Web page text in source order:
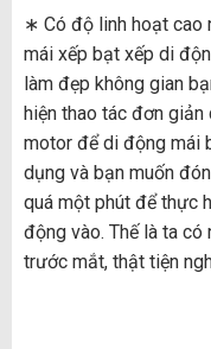
∗ Có độ linh hoạt cao
mái xếp bạt xếp di
làm đẹp không gian
hiện thao tác đơn
motor để di động mái
dụng và bạn muốn
quá một phút để thực
động vào. Thế là ta
trước mắt, thật tiện